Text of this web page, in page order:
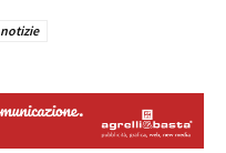
notizie